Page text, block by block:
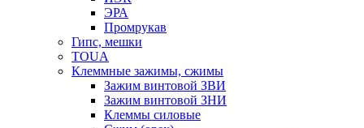
ЭРА
Промрукав
Гипс, мешки
TOUA
Клеммные зажимы, сжимы
Зажим винтовой ЗВИ
Зажим винтовой ЗНИ
Клеммы силовые